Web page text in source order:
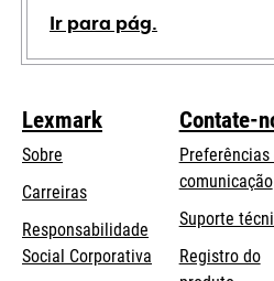
Ir para pág.
Lexmark
Sobre
Carreiras
Responsabilidade
Social Corporativa opens
Contate-
Preferências
comunicação
Suporte
Registro do